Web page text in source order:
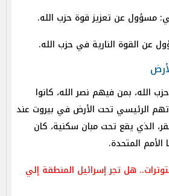
مسؤول عن تعزيز قوة حزب الله.
عن القوة النارية في حزب الله.
الله، بمن فيهم نصر الله، كانوا
الرئيسي تحت الأرض في بيروت عند
الذي يقع تحت مبان سكنية، كان
المتحدة.
هل تجر إسرائيل المنطقة إلي